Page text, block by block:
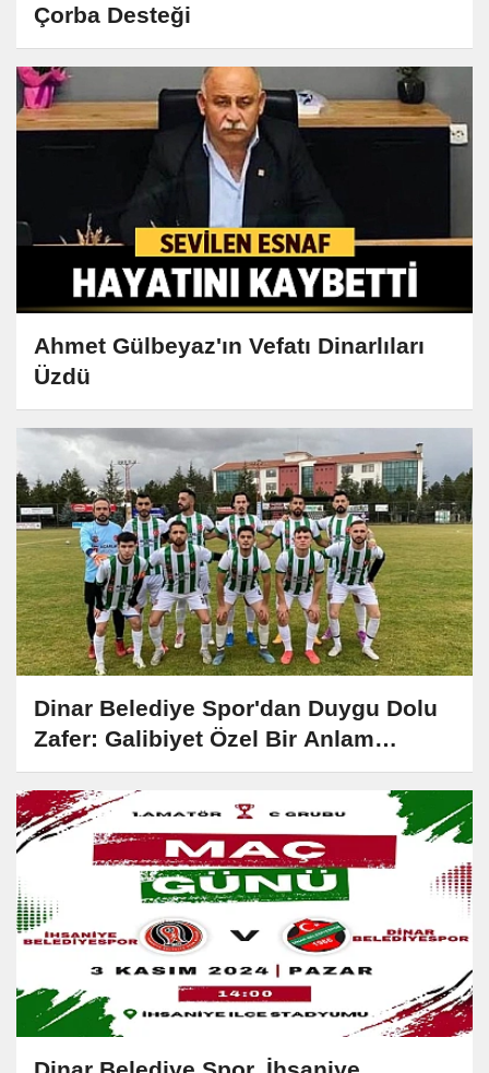
Çorba Desteği
Ahmet Gülbeyaz'ın Vefatı Dinarlıları
Üzdü
Dinar Belediye Spor'dan Duygu Dolu
Zafer: Galibiyet Özel Bir Anlam
Kazandı